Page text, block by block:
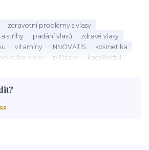
zdravotní problémy s vlasy
a střihy padání vlasů
zdravé vlasy
vitamíny INNOVATIS
kosmetika
hlavy příčesky
kadeřnictví
poškozené vlasy